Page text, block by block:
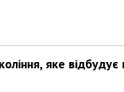
яке відбудує